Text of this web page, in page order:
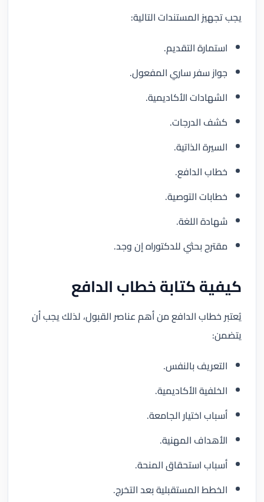
يجب تجهيز المستندات التالية:
استمارة التقديم.
جواز سفر ساري المفعول.
الشهادات الأكاديمية.
كشف الدرجات.
السيرة الذاتية.
خطاب الدافع.
خطابات التوصية.
شهادة اللغة.
مقترح بحثي للدكتوراه إن وجد.
كيفية كتابة خطاب الدافع
يُعتبر خطاب الدافع من أهم عناصر القبول، لذلك يجب أن
يتضمن:
التعريف بالنفس.
الخلفية الأكاديمية.
أسباب اختيار الجامعة.
الأهداف المهنية.
أسباب استحقاق المنحة.
الخطط المستقبلية بعد التخرج.